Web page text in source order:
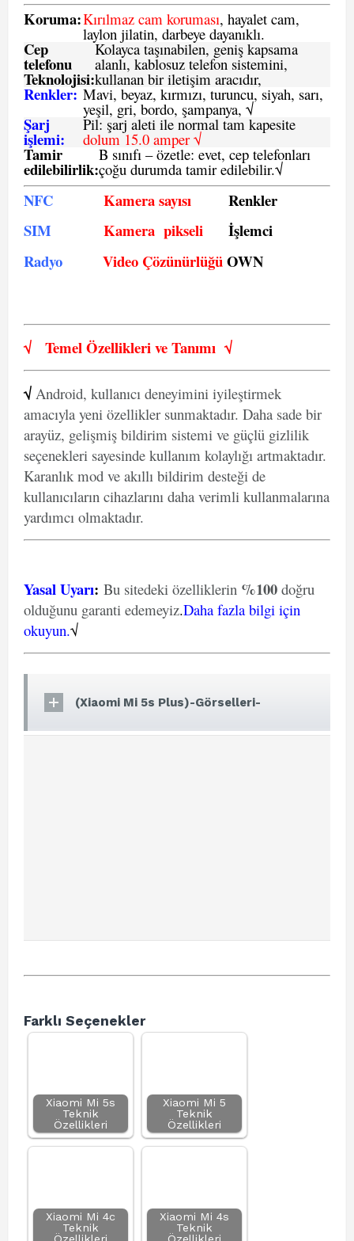
Koruma:Kırılmaz cam koruması, hayalet cam,
laylon jilatin, darbeye dayanıklı.
Cep
telefonu
Teknolojisi:
Kolayca taşınabilen, geniş kapsama
alanlı, kablosuz telefon sistemini,
kullanan bir iletişim aracıdır,
Renkler: Mavi, beyaz, kırmızı, turuncu, siyah, sarı,
yeşil, gri, bordo, şampanya, √
Şarj
işlemi:
Pil: şarj aleti ile normal tam kapesite
dolum 15.0 amper √
Tamir
edilebilirlik:
B sınıfı – özetle: evet, cep telefonları
çoğu durumda tamir edilebilir.√
NFC Kamera sayısı
Renkler
SIM
Kamera pikseli
İşlemci
Radyo
Video ÇözünürlüğüOWN
√ Temel Özellikleri veTanımı √
√ Android, kullanıcı deneyimini iyileştirmek
amacıyla yeni özellikler sunmaktadır. Daha sade bir
arayüz, gelişmiş bildirim sistemi ve güçlü gizlilik
seçenekleri sayesinde kullanım kolaylığı artmaktadır.
Karanlık mod ve akıllı bildirim desteği de
kullanıcıların cihazlarını daha verimli kullanmalarına
yardımcı olmaktadır.
Yasal Uyarı: Bu sitedeki özelliklerin %100 doğru
olduğunu garanti edemeyiz.Daha fazla bilgi için
okuyun.√
(Xiaomi Mi 5s Plus)-Görselleri-
Farklı Seçenekler
Xiaomi Mi 5s
Teknik
Özellikleri
Xiaomi Mi 5
Teknik
Özellikleri
Xiaomi Mi 4c
Teknik
Xiaomi Mi 4s
Teknik